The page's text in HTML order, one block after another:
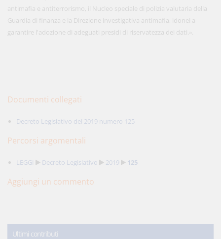
antimafia e antiterrorismo, il Nucleo speciale di polizia valutaria della
Guardia di finanza e la Direzione investigativa antimafia, idonei a
garantire l'adozione di adeguati presidi di riservatezza dei dati.».
Documenti collegati
Decreto Legislativo del 2019 numero 125
Percorsi argomentali
LEGGI Decreto Legislativo 2019 125
Aggiungi un commento
Ultimi contributi